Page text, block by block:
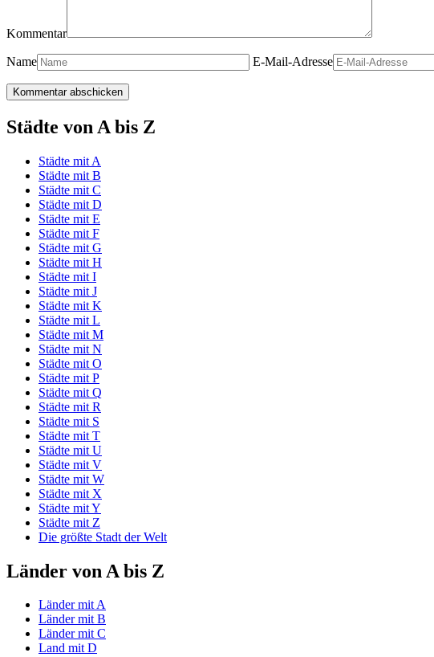
Kommentar
Name E-Mail-Adresse
Städte von A bis Z
Städte mit A
Städte mit B
Städte mit C
Städte mit D
Städte mit E
Städte mit F
Städte mit G
Städte mit H
Städte mit I
Städte mit J
Städte mit K
Städte mit L
Städte mit M
Städte mit N
Städte mit O
Städte mit P
Städte mit Q
Städte mit R
Städte mit S
Städte mit T
Städte mit U
Städte mit V
Städte mit W
Städte mit X
Städte mit Y
Städte mit Z
Die größte Stadt der Welt
Länder von A bis Z
Länder mit A
Länder mit B
Länder mit C
Land mit D